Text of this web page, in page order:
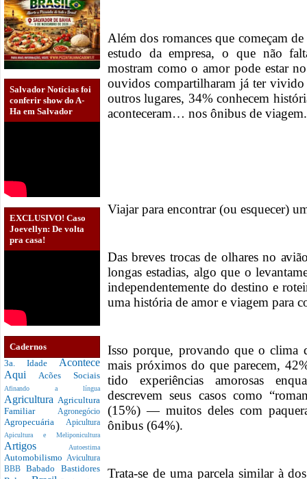
Salvador Notícias foi
conferir show do A-
Ha em Salvador
EXCLUSIVO! Caso
Joevellyn: De volta
pra casa!
Cadernos
3a. Idade Acontece
Aqui Acões Sociais
Afinando a língua
Agricultura Agricultura
Familiar Agronegócio
Agropecuária Apicultura
Apicultura e Meliponicultura
Artigos Autoestima
Automobilismo Avicultura
BBBBabado Bastidores
Além dos romances que começam
estudo da empresa, o que não
mostram como o amor pode estar
ouvidos compartilharam já ter vivido
outros lugares, 34% conhecem
aconteceram… nos ônibus de
Viajar para encontrar (ou esquecer)
Das breves trocas de olhares no
longas estadias, algo que o
independentemente do destino e
uma história de amor e viagem para
Isso porque, provando que o clima
mais próximos do que parecem,
tido experiências amorosas
descrevem seus casos como
(15%) — muitos deles com
ônibus (64%).
Trata-se de uma parcela similar à